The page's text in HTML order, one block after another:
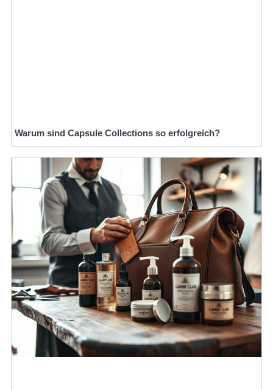
Warum sind Capsule Collections so erfolgreich?